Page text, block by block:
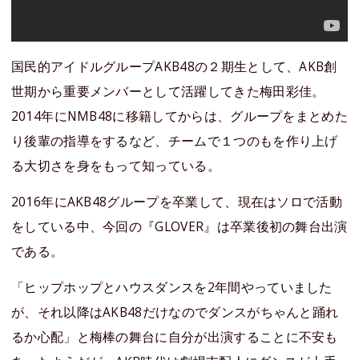
国民的アイドルグループAKB48の２期生として、AKB創
世期から重要メンバーとして活躍してきた梅田彩佳。
2014年にNMB48に移籍してからは、グループをまとめた
り後輩の指導をするなど、チームで１つのもを作り上げ
る大切さを身をもって知っている。
2016年にAKB48グループを卒業して、現在はソロで活動
をしている中、今回の『GLOVER』は卒業後初の舞台出演
である。
「ヒップホップとハウスダンスを2年間やっていました
が、それ以降はAKB48だけなのでダンスがちゃんと踊れ
るか心配」と梅棒の舞台に自分が出演することに不安も